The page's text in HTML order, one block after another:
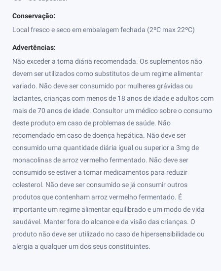
Conservação:
Local fresco e seco em embalagem fechada (2ºC max 22ºC)
Advertências:
Não exceder a toma diária recomendada. Os suplementos não
devem ser utilizados como substitutos de um regime alimentar
variado. Não deve ser consumido por mulheres grávidas ou
lactantes, crianças com menos de 18 anos de idade e adultos com
mais de 70 anos de idade. Consultor um médico sobre o consumo
deste produto em caso de problemas de saúde. Não
recomendado em caso de doença hepática. Não deve ser
consumido uma quantidade diária igual ou superior a 3mg de
monacolinas de arroz vermelho fermentado. Não deve ser
consumido se estiver a tomar medicamentos para reduzir
colesterol. Não deve ser consumido se já consumir outros
produtos que contenham arroz vermelho fermentado. É
importante um regime alimentar equilibrado e um modo de vida
saudável. Manter fora do alcance e da visão das crianças. O
produto não deve ser utilizado no caso de hipersensibilidade ou
alergia a qualquer um dos seus constituintes.